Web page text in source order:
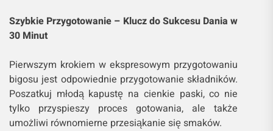
Szybkie Przygotowanie – Klucz do Sukcesu Dania w
30 Minut
Pierwszym krokiem w ekspresowym przygotowaniu
bigosu jest odpowiednie przygotowanie składników.
Poszatkuj młodą kapustę na cienkie paski, co nie
tylko przyspieszy proces gotowania, ale także
umożliwi równomierne przesiąkanie się smaków.